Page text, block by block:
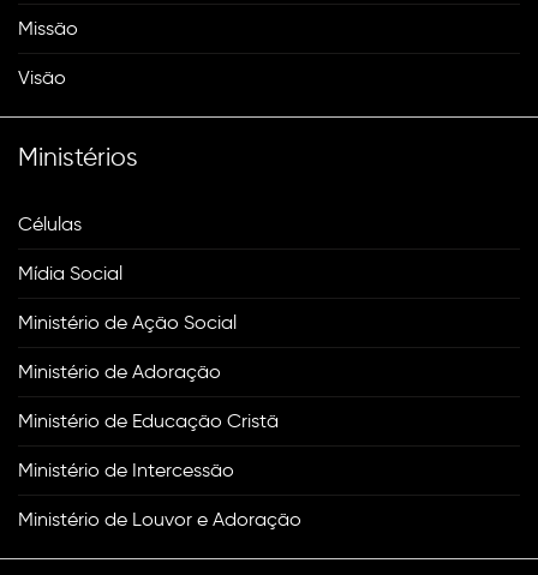
Missão
Visão
Ministérios
Células
Mídia Social
Ministério de Ação Social
Ministério de Adoração
Ministério de Educação Cristã
Ministério de Intercessão
Ministério de Louvor e Adoração